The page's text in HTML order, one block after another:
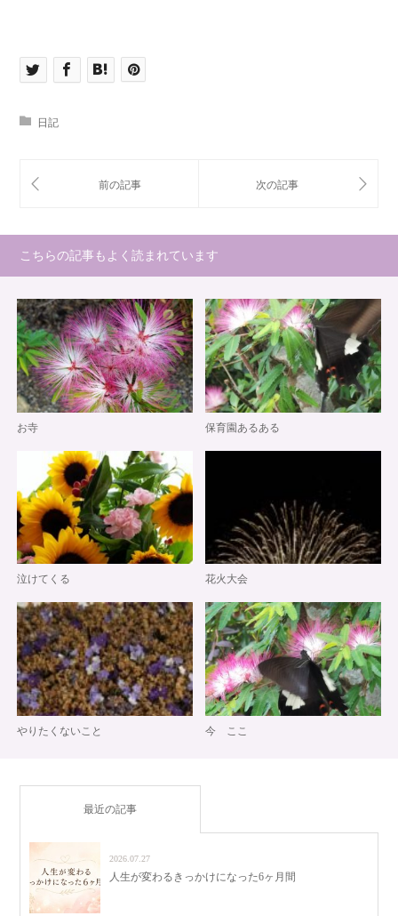
日記
こちらの記事もよく読まれています
お寺 保育園あるある
泣けてくる 花火大会
やりたくないこと 今 ここ
最近の記事
2026.07.27
人生が変わるきっかけになった6ヶ月間